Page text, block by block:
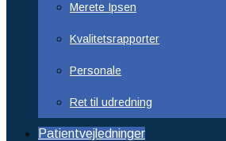
Merete Ipsen
Kvalitetsrapporter
Personale
Ret til udredning
Patientvejledninger